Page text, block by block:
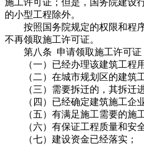
施工许可证；但是，国务院建设
的小型工程除外。
按照国务院规定的权限和程序
不再领取施工许可证。
第八条 申请领取施工许可证
（一）已经办理该建筑工程用
（二）在城市规划区的建筑工
（三）需要拆迁的，其拆迁进
（四）已经确定建筑施工企业
（五）有满足施工需要的施工
（六）有保证工程质量和安全
（七）建设资金已经落实；